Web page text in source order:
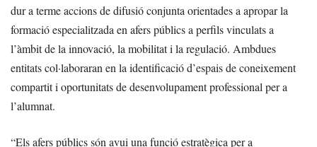
dur a terme accions de difusió conjunta orientades a apropar la
formació especialitzada en afers públics a perfils vinculats a
l’àmbit de la innovació, la mobilitat i la regulació. Ambdues
entitats col·laboraran en la identificació d’espais de coneixement
compartit i oportunitats de desenvolupament professional per a
l’alumnat.
“Els afers públics són avui una funció estratègica per a